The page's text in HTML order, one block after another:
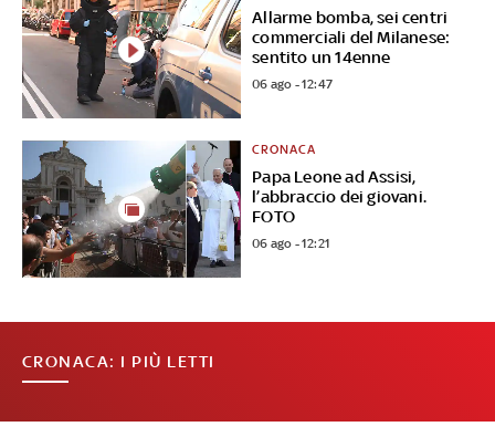
Allarme bomba, sei centri
commerciali del Milanese:
sentito un 14enne
06 ago - 12:47
Papa Leone ad Assisi,
l’abbraccio dei giovani.
FOTO
CRONACA
06 ago - 12:21
CRONACA: I PIÙ LETTI